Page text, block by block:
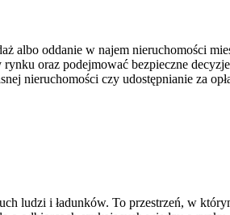
albo oddanie w najem nieruchomości
oraz podejmować bezpieczne
nieruchomości czy udostępnianie za
ludzi i ładunków. To przestrzeń, w